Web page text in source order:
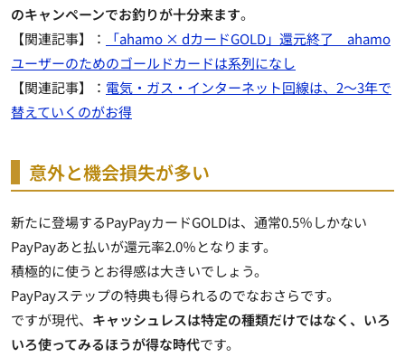
のキャンペーンでお釣りが十分来ます。
【関連記事】：
「ahamo × dカードGOLD」還元終了 ahamo
ユーザーのためのゴールドカードは系列になし
【関連記事】： 電気・ガス・インターネット回線は、2～3年で
替えていくのがお得
意外と機会損失が多い
新たに登場するPayPayカードGOLDは、通常0.5％しかない
PayPayあと払いが還元率2.0％となります。
積極的に使うとお得感は大きいでしょう。
PayPayステップの特典も得られるのでなおさらです。
ですが現代、 キャッシュレスは特定の種類だけではなく、いろ
いろ使ってみるほうが得な時代です。